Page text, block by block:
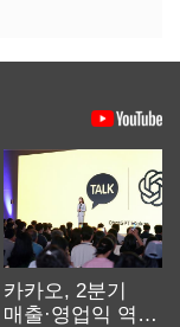
카카오, 2분기
매출·영업익 역대